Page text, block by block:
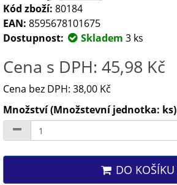
Kód zboží: 80184
EAN: 8595678101675
Dostupnost:
Skladem 3 ks
Cena s DPH: 45,98 Kč
Cena bez DPH: 38,00 Kč
Množství (Množstevní jednotka: ks)
DO KOŠÍKU